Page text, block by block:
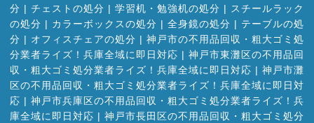
分 | チェストの処分 | 学習机・勉強机の処分 | スチールラック
の処分 | カラーボックスの処分 | 全身鏡の処分 | テーブルの処
分 | オフィスチェアの処分 | 神戸市の不用品回収・粗大ゴミ処
分業者ライズ！兵庫全域に即日対応 | 神戸市東灘区の不用品回
収・粗大ゴミ処分業者ライズ！兵庫全域に即日対応 | 神戸市灘
区の不用品回収・粗大ゴミ処分業者ライズ！兵庫全域に即日対
応 | 神戸市兵庫区の不用品回収・粗大ゴミ処分業者ライズ！兵
庫全域に即日対応 | 神戸市長田区の不用品回収・粗大ゴミ処分